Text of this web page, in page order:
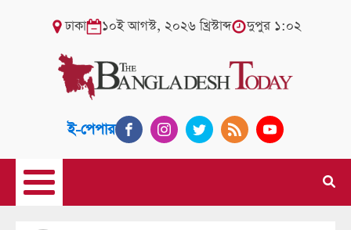
ঢাকা ১০ই আগস্ট, ২০২৬ খ্রিস্টাব্দ দুপুর ১:০২
ই-পেপার